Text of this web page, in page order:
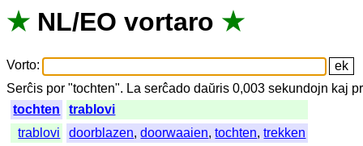
★ NL/EO vortaro ★
Vorto:
Serĉis por "tochten". La serĉado daŭris 0,003sekundojn kaj
tochten
trablovi
trablovi
doorblazen,doorwaaien,tochten,trekken